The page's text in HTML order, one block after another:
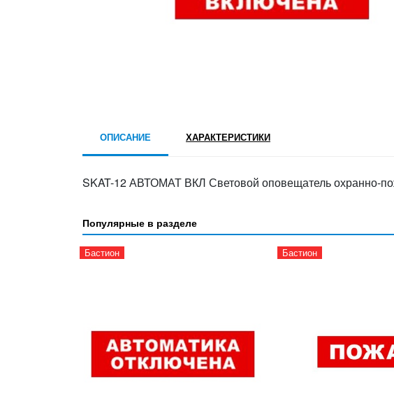
ОПИСАНИЕ ХАРАКТЕРИСТИКИ
SKAT-12 АВТОМАТ ВКЛ Световой оповещатель охранно-
Популярные в разделе
Бастион Бастион